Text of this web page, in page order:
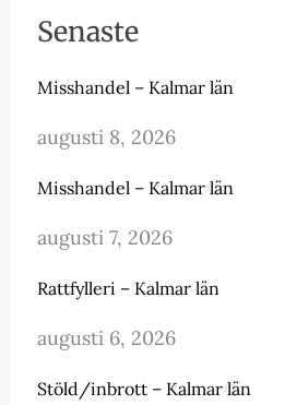
Senaste
Misshandel – Kalmar län
augusti 8, 2026
Misshandel – Kalmar län
augusti 7, 2026
Rattfylleri – Kalmar län
augusti 6, 2026
Stöld/inbrott – Kalmar län